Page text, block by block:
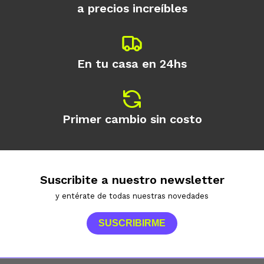
a precios increíbles
En tu casa en 24hs
Primer cambio sin costo
Suscribite a nuestro newsletter
y entérate de todas nuestras novedades
SUSCRIBIRME